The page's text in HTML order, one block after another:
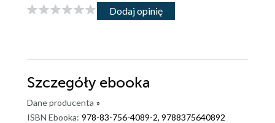
Dodaj opinię
Szczegóły ebooka
Dane producenta »
ISBN Ebooka: 978-83-756-4089-2, 9788375640892